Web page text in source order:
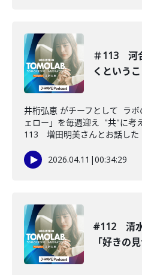
＃113 河
くというこ
井桁弘恵 がチーフとして ラ
ェロー」を毎週迎え "共"に考
113 増田明美さんとお話した
2026.04.11 |00:34:29
#112 清
「好きの